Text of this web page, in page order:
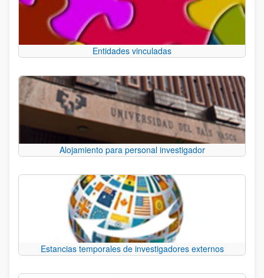
Entidades vinculadas
Alojamiento para personal investigador
Estancias temporales de investigadores externos